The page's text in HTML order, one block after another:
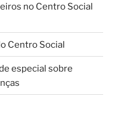
no Centro Social
Centro Social
especial sobre